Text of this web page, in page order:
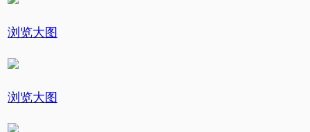
浏览大图
浏览大图